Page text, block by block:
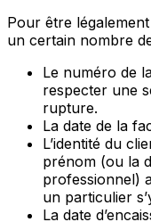
Pour être
un certain nombre
Le numéro de
respecter une
rupture.
La date de la
L’identité du
prénom (ou la
professionnel)
un particulier
La date